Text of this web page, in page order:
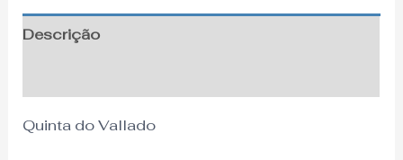
Descrição
Quinta do Vallado